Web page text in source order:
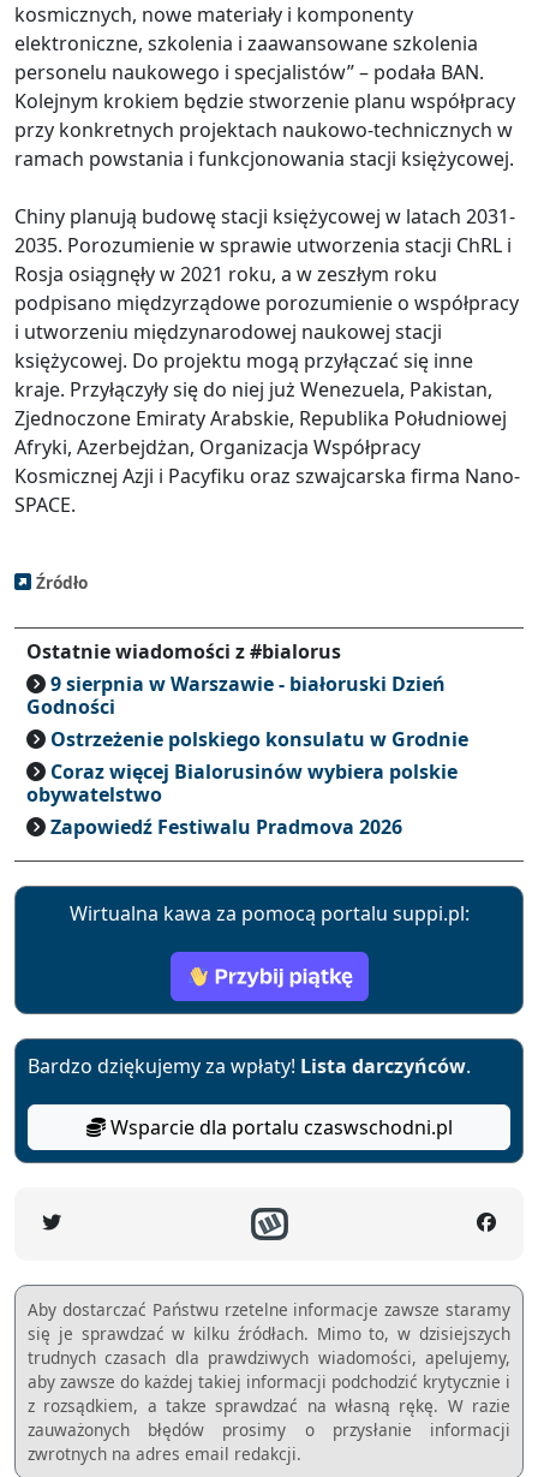
kosmicznych, nowe materiały i komponenty
elektroniczne, szkolenia i zaawansowane szkolenia
personelu naukowego i specjalistów” – podała BAN.
Kolejnym krokiem będzie stworzenie planu współpracy
przy konkretnych projektach naukowo-technicznych w
ramach powstania i funkcjonowania stacji księżycowej.
Chiny planują budowę stacji księżycowej w latach 2031-
2035. Porozumienie w sprawie utworzenia stacji ChRL i
Rosja osiągnęły w 2021 roku, a w zeszłym roku
podpisano międzyrządowe porozumienie o współpracy
i utworzeniu międzynarodowej naukowej stacji
księżycowej. Do projektu mogą przyłączać się inne
kraje. Przyłączyły się do niej już Wenezuela, Pakistan,
Zjednoczone Emiraty Arabskie, Republika Południowej
Afryki, Azerbejdżan, Organizacja Współpracy
Kosmicznej Azji i Pacyfiku oraz szwajcarska firma Nano-
SPACE.
Źródło
Ostatnie wiadomości z #bialorus
9 sierpnia w Warszawie - białoruski Dzień
Godności
Ostrzeżenie polskiego konsulatu w Grodnie
Coraz więcej Bialorusinów wybiera polskie
obywatelstwo
Zapowiedź Festiwalu Pradmova 2026
Wirtualna kawa za pomocą portalu suppi.pl:
Bardzo dziękujemy za wpłaty! Lista darczyńców.
Wsparcie dla portalu czaswschodni.pl
Aby dostarczać Państwu rzetelne informacje zawsze staramy
się je sprawdzać w kilku źródłach. Mimo to, w dzisiejszych
trudnych czasach dla prawdziwych wiadomości, apelujemy,
aby zawsze do każdej takiej informacji podchodzić krytycznie i
z rozsądkiem, a takze sprawdzać na własną rękę. W razie
zauważonych błędów prosimy o przysłanie informacji
zwrotnych na adres email redakcji.